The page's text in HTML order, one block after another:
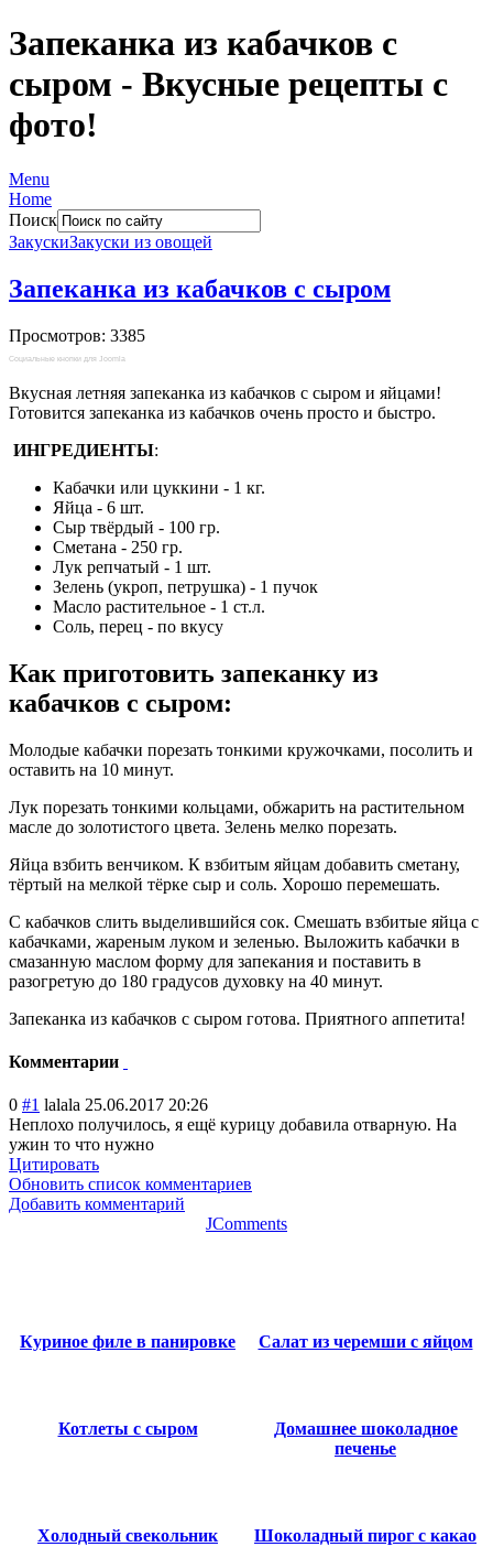
Запеканка из кабачков с
сыром - Вкусные рецепты с
фото!
Menu
Home
Поиск
ЗакускиЗакуски из овощей
Запеканка из кабачков с сыром
Просмотров: 3385
Социальные кнопки для Joomla
Вкусная летняя запеканка из кабачков с сыром и яйцами!
Готовится запеканка из кабачков очень просто и быстро.
ИНГРЕДИЕНТЫ:
Кабачки или цуккини - 1 кг.
Яйца - 6 шт.
Сыр твёрдый - 100 гр.
Сметана - 250 гр.
Лук репчатый - 1 шт.
Зелень (укроп, петрушка) - 1 пучок
Масло растительное - 1 ст.л.
Соль, перец - по вкусу
Как приготовить запеканку из
кабачков с сыром:
Молодые кабачки порезать тонкими кружочками, посолить и
оставить на 10 минут.
Лук порезать тонкими кольцами, обжарить на растительном
масле до золотистого цвета. Зелень мелко порезать.
Яйца взбить венчиком. К взбитым яйцам добавить сметану,
тёртый на мелкой тёрке сыр и соль. Хорошо перемешать.
С кабачков слить выделившийся сок. Смешать взбитые яйца с
кабачками, жареным луком и зеленью. Выложить кабачки в
смазанную маслом форму для запекания и поставить в
разогретую до 180 градусов духовку на 40 минут.
Запеканка из кабачков с сыром готова. Приятного аппетита!
Комментарии
0 #1 lalala 25.06.2017 20:26
Неплохо получилось, я ещё курицу добавила отварную. На
ужин то что нужно
Цитировать
Обновить список комментариев
Добавить комментарий
JComments
Куриное филе в панировке Салат из черемши с яйцом
Котлеты с сыром
Домашнее шоколадное
печенье
Холодный свекольник Шоколадный пирог с какао